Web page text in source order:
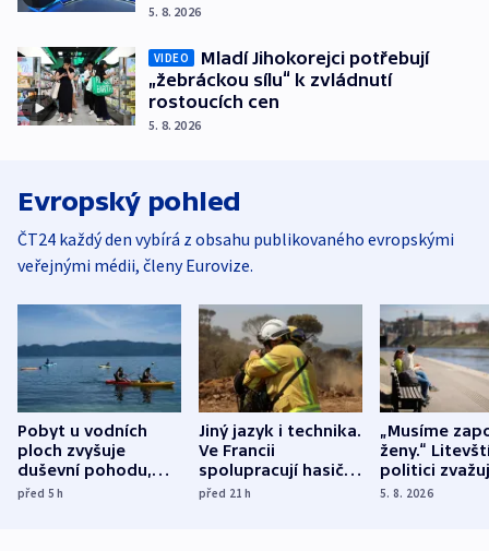
5. 8. 2026
VIDEO
Mladí Jihokorejci potřebují
„žebráckou sílu“ k zvládnutí
rostoucích cen
5. 8. 2026
Evropský pohled
ČT24 každý den vybírá z obsahu publikovaného evropskými
veřejnými médii, členy Eurovize.
Pobyt u vodních
ploch zvyšuje
duševní pohodu,
ukázala
před 5h
Jiný jazyk i technika.
Ve Francii
spolupracují hasiči z
různých zemí
před 21h
„Musíme
ženy.“
politici
dohodu o
5. 8. 2026